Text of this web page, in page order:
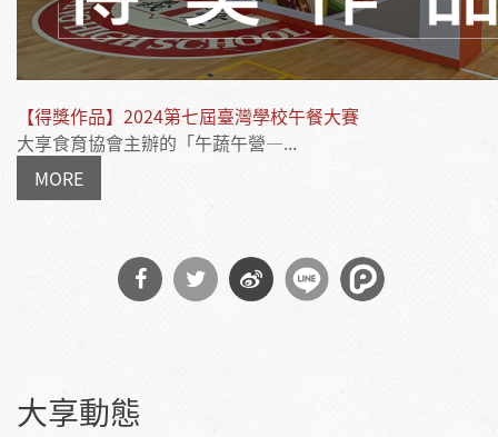
【得獎作品】2024第七屆臺灣學校午餐大賽
大享食育協會主辦的「午蔬午營—...
MORE
Facebook
大享動態